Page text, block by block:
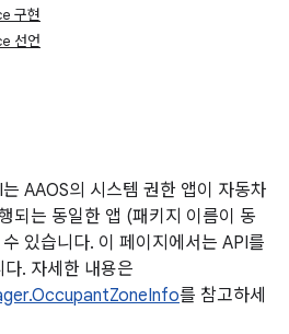
구현
선언
AAOS의 시스템 권한 앱이 자동차
되는 동일한 앱 (패키지 이름이 동
있습니다. 이 페이지에서는 API를
. 자세한 내용은
를 참고하세